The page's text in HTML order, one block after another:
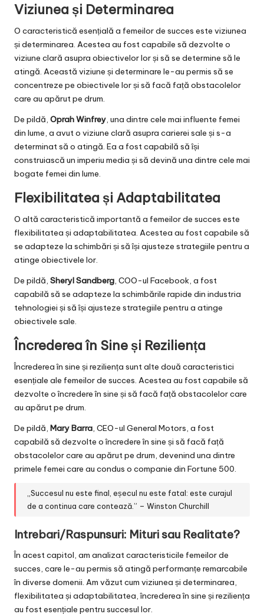
Viziunea și Determinarea
O caracteristică esențială a femeilor de succes este viziunea
și determinarea. Acestea au fost capabile să dezvolte o
viziune clară asupra obiectivelor lor și să se determine să le
atingă. Această viziune și determinare le-au permis să se
concentreze pe obiectivele lor și să facă față obstacolelor
care au apărut pe drum.
De pildă, Oprah Winfrey, una dintre cele mai influente femei
din lume, a avut o viziune clară asupra carierei sale și s-a
determinat să o atingă. Ea a fost capabilă să își
construiască un imperiu media și să devină una dintre cele mai
bogate femei din lume.
Flexibilitatea și Adaptabilitatea
O altă caracteristică importantă a femeilor de succes este
flexibilitatea și adaptabilitatea. Acestea au fost capabile să
se adapteze la schimbări și să își ajusteze strategiile pentru a
atinge obiectivele lor.
De pildă, Sheryl Sandberg, COO-ul Facebook, a fost
capabilă să se adapteze la schimbările rapide din industria
tehnologiei și să își ajusteze strategiile pentru a atinge
obiectivele sale.
Încrederea în Sine și Reziliența
Încrederea în sine și reziliența sunt alte două caracteristici
esențiale ale femeilor de succes. Acestea au fost capabile să
dezvolte o încredere în sine și să facă față obstacolelor care
au apărut pe drum.
De pildă, Mary Barra, CEO-ul General Motors, a fost
capabilă să dezvolte o încredere în sine și să facă față
obstacolelor care au apărut pe drum, devenind una dintre
primele femei care au condus o companie din Fortune 500.
„Succesul nu este final, eșecul nu este fatal: este curajul
de a continua care contează.” – Winston Churchill
Intrebari/Raspunsuri: Mituri sau Realitate?
În acest capitol, am analizat caracteristicile femeilor de
succes, care le-au permis să atingă performanțe remarcabile
în diverse domenii. Am văzut cum viziunea și determinarea,
flexibilitatea și adaptabilitatea, încrederea în sine și reziliența
au fost esențiale pentru succesul lor.